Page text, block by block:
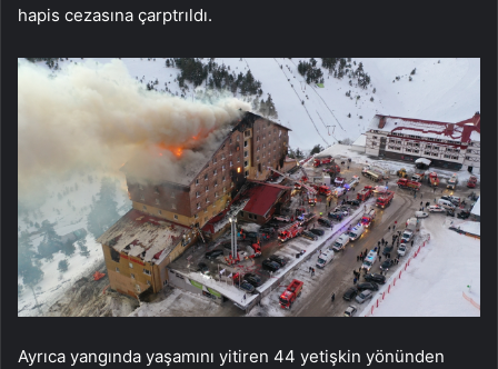
hapis cezasına çarptrıldı.
Ayrıca yangında yaşamını yitiren 44 yetişkin yönünden